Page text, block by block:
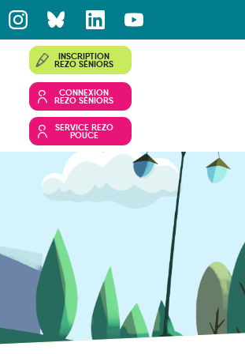
INSCRIPTION
REZO SÉNIORS
CONNEXION
REZO SÉNIORS
SERVICE REZO
POUCE